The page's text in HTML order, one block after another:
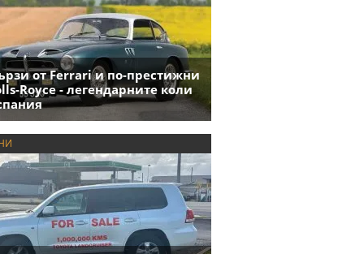
от Ferrari и по-престижни
Royce - легендарните коли